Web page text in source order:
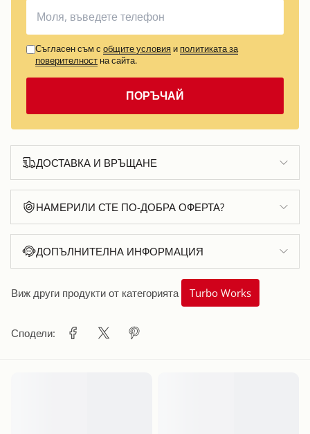
Съгласен съм с общите условия и политиката за
поверителност на сайта.
ПОРЪЧАЙ
ДОСТАВКА И ВРЪЩАНЕ
НАМЕРИЛИ СТЕ ПО-ДОБРА ОФЕРТА?
ДОПЪЛНИТЕЛНА ИНФОРМАЦИЯ
Виж други продукти от категорията Turbo Works
Сподели: